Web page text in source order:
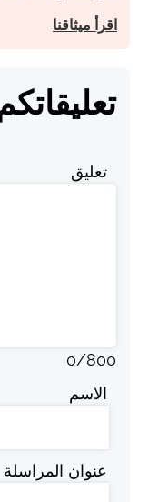
اقرأ ميثاقنا
تعليق
0/800
الاسم
عنوان المراسلة